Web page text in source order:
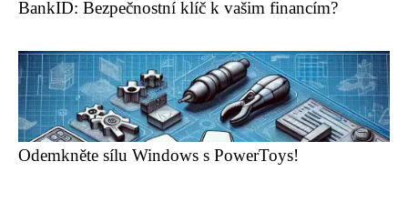
BankID: Bezpečnostní klíč k vašim financím?
Odemkněte sílu Windows s PowerToys!